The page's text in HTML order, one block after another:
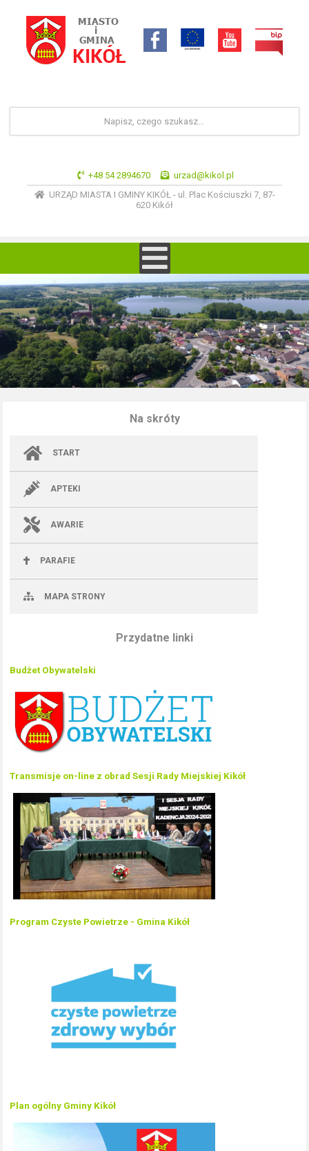
+48 54 2894670
urzad@kikol.pl
URZĄD MIASTA I GMINY KIKÓŁ - ul. Plac Kościuszki 7, 87-
620 Kikół
Na skróty
START
APTEKI
AWARIE
PARAFIE
MAPA STRONY
Przydatne linki
Budżet Obywatelski
Transmisje on-line z obrad Sesji Rady Miejskiej Kikół
Program Czyste Powietrze - Gmina Kikół
Plan ogólny Gminy Kikół